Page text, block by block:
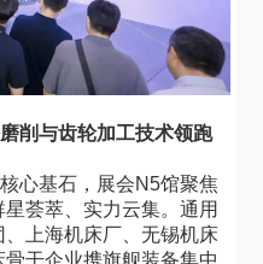
削与齿轮加工技术领跑
心基石，展会N5馆聚焦
荟萃、实力云集。通用
上海机床厂、无锡机床
干企业携旗舰装备集中